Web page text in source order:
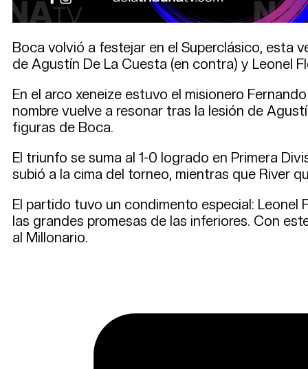
Boca volvió a festejar en el Superclásico, esta
de Agustín De La Cuesta (en contra) y Leonel
En el arco xeneize estuvo el misionero
nombre vuelve a resonar tras la lesión de
figuras de Boca.
El triunfo se suma al 1-0 logrado en Primera
subió a la cima del torneo, mientras que River
El partido tuvo un condimento especial:
las grandes promesas de las inferiores. Con
al Millonario.